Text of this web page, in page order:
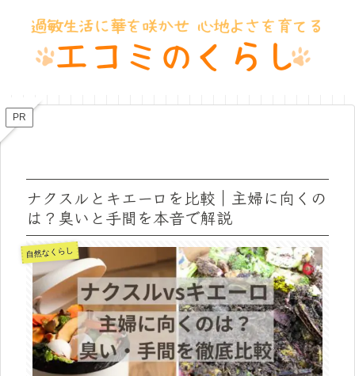
PR
ナクスルとキエーロを比較｜主婦に向くの
は？臭いと手間を本音で解説
自然なくらし